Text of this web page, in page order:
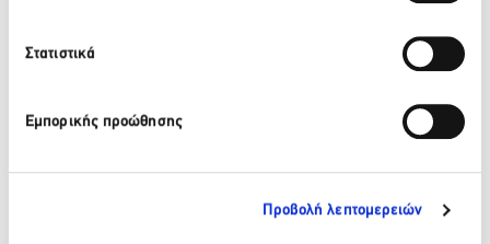
Στατιστικά
Εμπορικής προώθησης
Προβολή λεπτομερειών
Στη συνάντηση εργασίας που διοργάνωσε ο Πρόεδρος της
Οργανωτικής Επιτροπής του Nanotexnology 2012 καθ.
Διοικούσας Επιτροπής του Διεθνούς Πανεπιστημίου